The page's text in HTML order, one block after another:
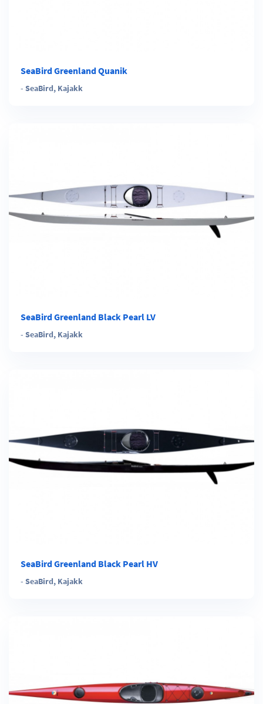
SeaBird Greenland Quanik
- SeaBird, Kajakk
SeaBird Greenland Black Pearl LV
- SeaBird, Kajakk
SeaBird Greenland Black Pearl HV
- SeaBird, Kajakk